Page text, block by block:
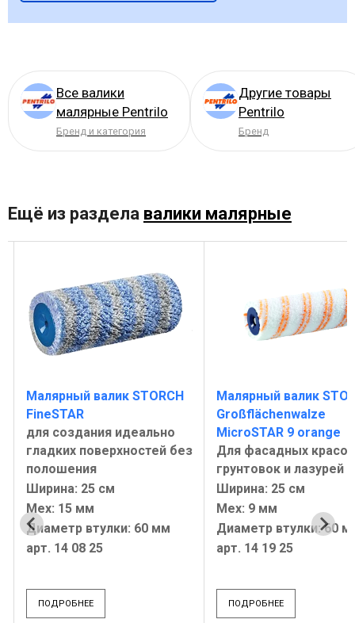
Все валики
малярные Pentrilo
Бренд и категория
Другие товары
Pentrilo
Бренд
Ещё из раздела валики малярные
Малярный валик STORCH
FineSTAR
для создания идеально
гладких поверхностей без
полошения
Ширина: 25 см
Мех: 15 мм
Диаметр втулки: 60 мм
арт. 14 08 25
ПОДРОБНЕЕ
Малярный валик
Großflächenwalze
MicroSTAR 9 orange
Для фасадных
грунтовок и лазурей
Ширина: 25 см
Мех: 9 мм
Диаметр втулки: 60
арт. 14 19 25
ПОДРОБНЕЕ